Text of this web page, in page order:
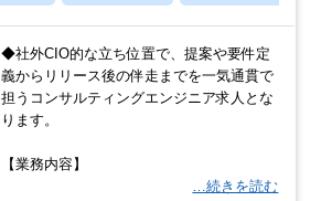
◆社外CIO的な立ち位置で、提案や要件定
義からリリース後の伴走までを一気通貫で
担うコンサルティングエンジニア求人とな
ります。
【業務内容】
…続きを読む